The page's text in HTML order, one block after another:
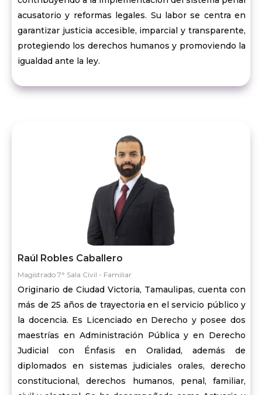
acusatorio y reformas legales. Su labor se centra en
garantizar justicia accesible, imparcial y transparente,
protegiendo los derechos humanos y promoviendo la
igualdad ante la ley.
Raúl Robles Caballero
Magistrado 7° Sala Civil - Familiar
Originario de Ciudad Victoria, Tamaulipas, cuenta con
más de 25 años de trayectoria en el servicio público y
la docencia. Es Licenciado en Derecho y posee dos
maestrías en Administración Pública y en Derecho
Judicial con Énfasis en Oralidad, además de
diplomados en sistemas judiciales orales, derecho
constitucional, derechos humanos, penal, familiar,